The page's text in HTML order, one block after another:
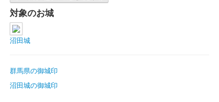
対象のお城
沼田城
群馬県の御城印
沼田城の御城印